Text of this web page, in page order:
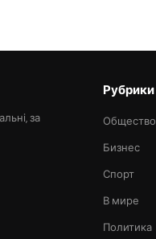
за
Рубрики
Общество
Бизнес
Спорт
В мире
Политика